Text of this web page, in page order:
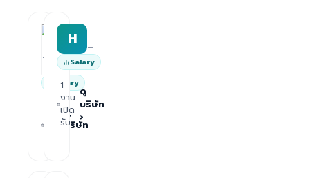
AiROVA AI Consultant
—
Salary
ดู
บริษัท
H —
Salary
1
งาน
เปิด
รับ
ดู
บริษัท
›